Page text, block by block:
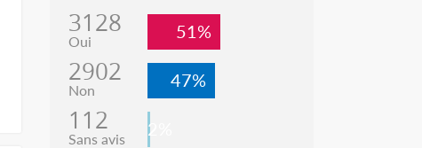
3128
Oui 51%
2902
Non 47%
112
Sans avis 2%